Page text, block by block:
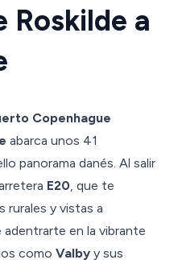
Roskilde a
Copenhague
abarca unos 41
panorama danés. Al salir
E20, que te
rurales y vistas a
en la vibrante
como Valby y sus